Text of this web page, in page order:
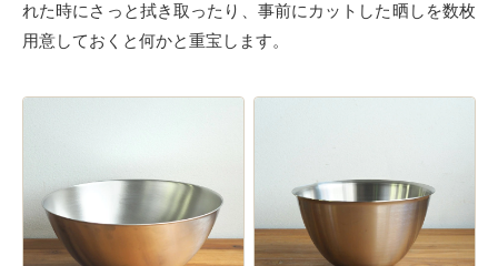
れた時にさっと拭き取ったり、事前にカットした晒しを数枚
用意しておくと何かと重宝します。